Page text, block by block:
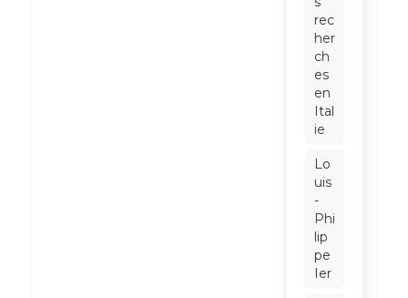
rec
her
ch
es
en
Ital
ie
Lo
uis
-
Phi
lip
pe
Ier